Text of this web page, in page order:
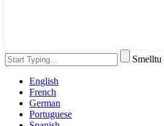
Smelltu
English
French
German
Portuguese